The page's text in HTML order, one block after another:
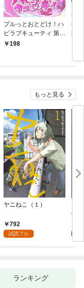
プルっとおとどけ！ハ
ピラブキューティ 第1
話198
推
師
が
もっと見る
ヤニねこ（１）
792
試読フル
6・
ランキング